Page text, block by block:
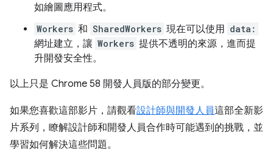
如繪圖應用程式。
Workers 和 SharedWorkers 現在可以使用 data:
網址建立，讓 Workers 提供不透明的來源，進而提
升開發安全性。
以上只是 Chrome 58 開發人員版的部分變更。
如果您喜歡這部影片，請觀看設計師與開發人員這部全新影
片系列，瞭解設計師和開發人員合作時可能遇到的挑戰，並
學習如何解決這些問題。